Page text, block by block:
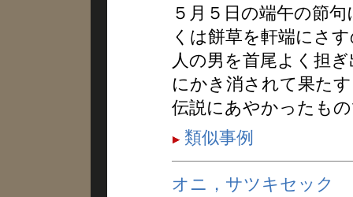
５月５日の端午の節
くは餅草を軒端にさ
人の男を首尾よく担
にかき消されて果た
伝説にあやかったも
類似事例
オニ，サツキセック